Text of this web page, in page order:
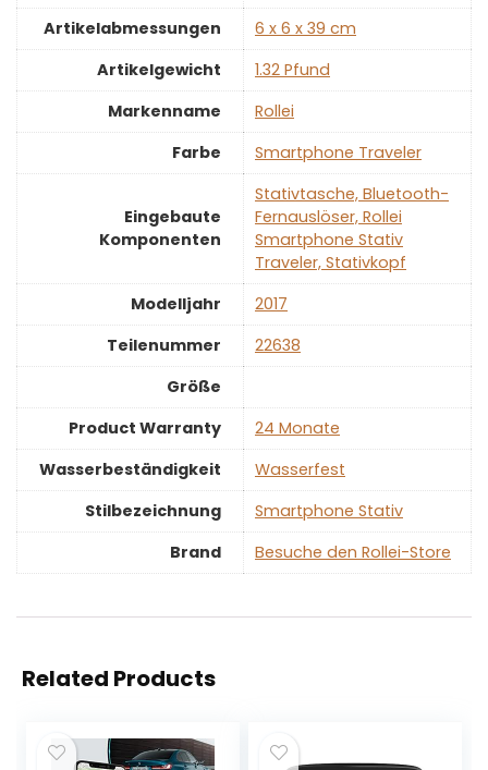
Artikelabmessungen
‎6 x 6 x 39 cm
Artikelgewicht
‎1.32 Pfund
Markenname
‎Rollei
Farbe
‎Smartphone Traveler
Eingebaute
Komponenten
‎Stativtasche, Bluetooth-
Fernauslöser, Rollei
Smartphone Stativ
Traveler, Stativkopf
Modelljahr
‎2017
Teilenummer
‎22638
Größe
Product Warranty
‎24 Monate
Wasserbeständigkeit
‎Wasserfest
Stilbezeichnung
‎Smartphone Stativ
Brand
Besuche den Rollei-Store
Related Products